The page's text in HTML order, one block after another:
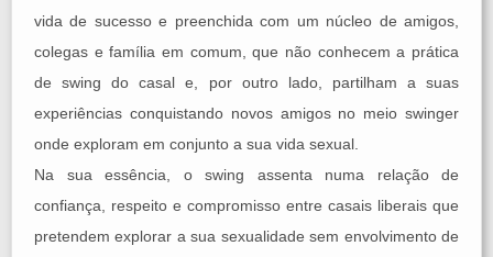
vida de sucesso e preenchida com um núcleo de amigos,
colegas e família em comum, que não conhecem a prática
de swing do casal e, por outro lado, partilham a suas
experiências conquistando novos amigos no meio swinger
onde exploram em conjunto a sua vida sexual.
Na sua essência, o swing assenta numa relação de
confiança, respeito e compromisso entre casais liberais que
pretendem explorar a sua sexualidade sem envolvimento de